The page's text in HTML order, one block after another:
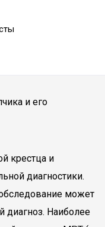
и его
крестца и
диагностики.
может
диагноз. Наиболее